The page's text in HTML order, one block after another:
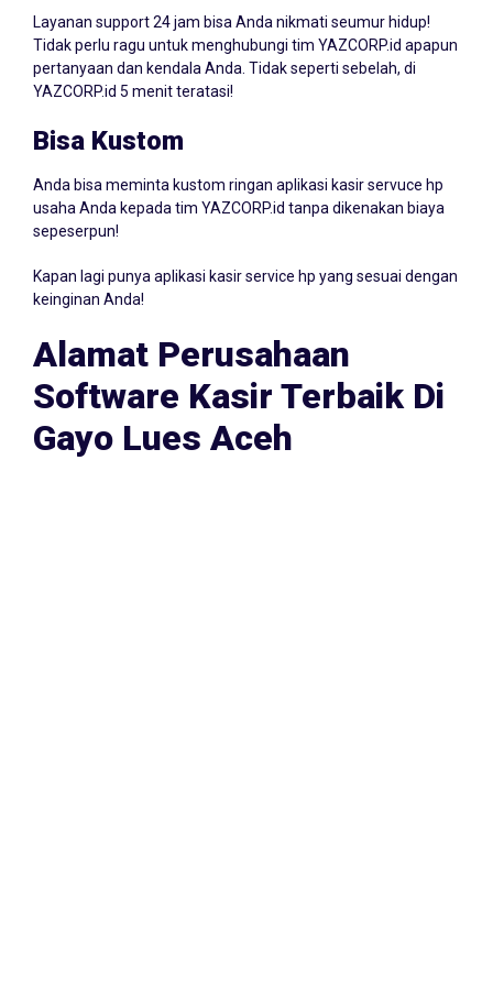
Layanan support 24 jam bisa Anda nikmati seumur hidup!
Tidak perlu ragu untuk menghubungi tim YAZCORP.id apapun
pertanyaan dan kendala Anda. Tidak seperti sebelah, di
Bisa Kustom
Anda bisa meminta kustom ringan aplikasi kasir servuce hp
usaha Anda kepada tim YAZCORP.id tanpa dikenakan biaya
Kapan lagi punya aplikasi kasir service hp yang sesuai dengan
Alamat Perusahaan
Software Kasir Terbaik Di
Gayo Lues Aceh